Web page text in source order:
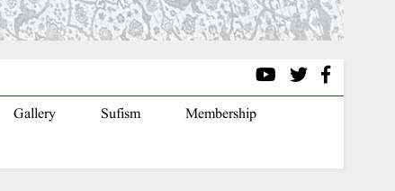
Gallery Sufism
Membership